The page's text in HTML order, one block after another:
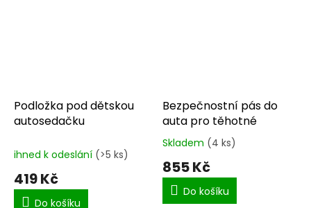
Podložka pod dětskou
autosedačku
ihned k odeslání (>5 ks)
419 Kč
Do košíku
Bezpečnostní pás do
auta pro těhotné
Průměrné
hodnocení
produktu
5,0
Skladem (4 ks)
855 Kč
Do košíku